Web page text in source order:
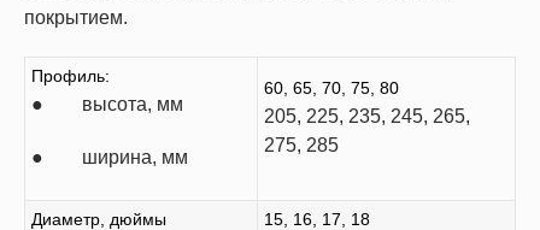
покрытием.
Профиль:
● высота, мм
● ширина, мм
60, 65, 70, 75, 80
205, 225, 235, 245, 265,
275, 285
Диаметр, дюймы 15, 16, 17, 18